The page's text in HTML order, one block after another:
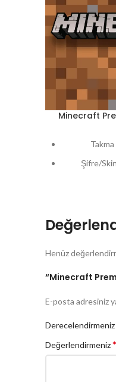
Minecraft
Takma
Şifre/
Sunucuya
Tam olsa bile
Yabancı
Henüz
“Minecraft
E-posta adresiniz
Derecelendirmeniz
Değerlendirmeniz*